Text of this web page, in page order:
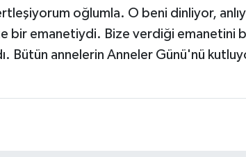
oğlumla. O beni dinliyor,
bir emanetiydi. Bize verdiği emanetini
Bütün annelerin Anneler Günü'nü